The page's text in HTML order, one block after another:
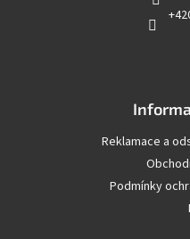
Reklamace a
Podmínky